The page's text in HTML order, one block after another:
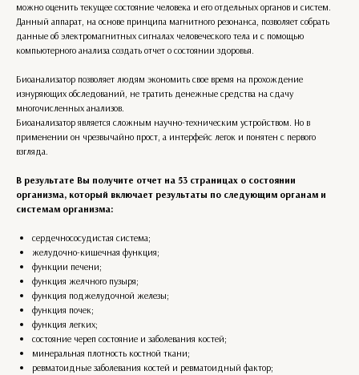
можно оценить текущее состояние человека и его отдельных органов и систем.
Данный аппарат, на основе принципа магнитного резонанса, позволяет собрать
данные об электромагнитных сигналах человеческого тела и с помощью
компьютерного анализа создать отчет о состоянии здоровья.
Биоанализатор позволяет людям экономить свое время на прохождение
изнуряющих обследований, не тратить денежные средства на сдачу
многочисленных анализов.
Биоанализатор является сложным научно-техническим устройством. Но в
применении он чрезвычайно прост, а интерфейс легок и понятен с первого
взгляда.
В результате Вы получите отчет на 53 страницах о состоянии
организма, который включает результаты по следующим органам и
системам организма:
сердечнососудистая система;
желудочно-кишечная функция;
функции печени;
функция желчного пузыря;
функция поджелудочной железы;
функция почек;
функция легких;
состояние череп состояние и заболевания костей;
минеральная плотность костной ткани;
ревматоидные заболевания костей и ревматоидный фактор;